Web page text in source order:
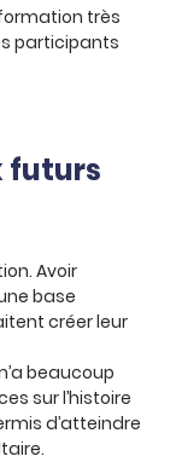
très
participants
futurs
Avoir
base
créer leur
beaucoup
sur l’histoire
d’atteindre